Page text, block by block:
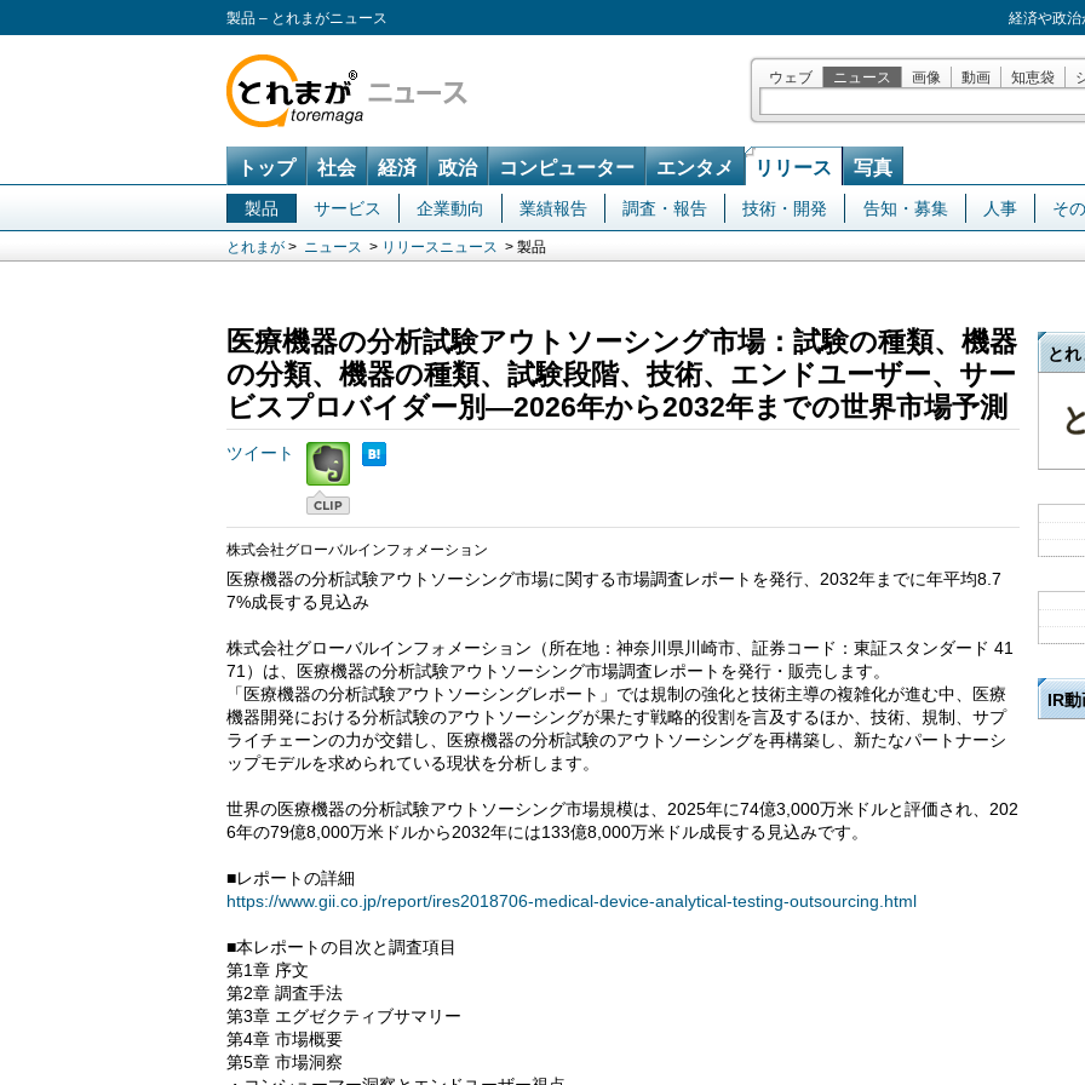
製品 – とれまがニュース 経済や政
ウェブ ニュース 画像 動画 知恵袋
トップ 社会 経済 政治 コンピューター エンタメ リリース 写真
製品 サービス 企業動向 業績報告 調査・報告 技術・開発 告知・募集 人事 そ
とれまが > ニュース > リリースニュース > 製品
医療機器の分析試験アウトソーシング市場：試験の種類、機器
の分類、機器の種類、試験段階、技術、エンドユーザー、サー
ビスプロバイダー別―2026年から2032年までの世界市場予測
ツイート
株式会社グローバルインフォメーション
医療機器の分析試験アウトソーシング市場に関する市場調査レポートを発行、2032年までに年平均8.7
7%成長する見込み
株式会社グローバルインフォメーション（所在地：神奈川県川崎市、証券コード：東証スタンダード 41
71）は、医療機器の分析試験アウトソーシング市場調査レポートを発行・販売します。
「医療機器の分析試験アウトソーシングレポート」では規制の強化と技術主導の複雑化が進む中、医療
機器開発における分析試験のアウトソーシングが果たす戦略的役割を言及するほか、技術、規制、サプ
ライチェーンの力が交錯し、医療機器の分析試験のアウトソーシングを再構築し、新たなパートナーシ
ップモデルを求められている現状を分析します。
世界の医療機器の分析試験アウトソーシング市場規模は、2025年に74億3,000万米ドルと評価され、202
6年の79億8,000万米ドルから2032年には133億8,000万米ドル成長する見込みです。
■レポートの詳細
https://www.gii.co.jp/report/ires2018706-medical-device-analytical-testing-outsourcing.html
■本レポートの目次と調査項目
第1章 序文
第2章 調査手法
第3章 エグゼクティブサマリー
第4章 市場概要
第5章 市場洞察
とれ
IR動